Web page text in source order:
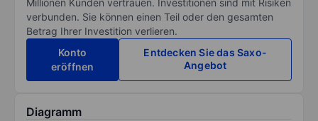
Millionen Kunden vertrauen. Investitionen sind mit Risiken
verbunden. Sie können einen Teil oder den gesamten
Betrag Ihrer Investition verlieren.
Konto
eröffnen
Entdecken Sie das Saxo-
Angebot
Diagramm